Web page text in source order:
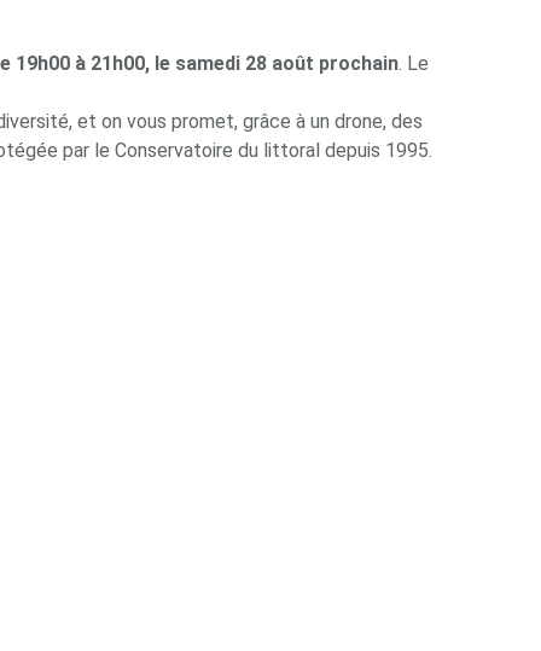
19h00 à 21h00, le samedi 28 août prochain. Le
et on vous promet, grâce à un drone, des
par le Conservatoire du littoral depuis 1995.